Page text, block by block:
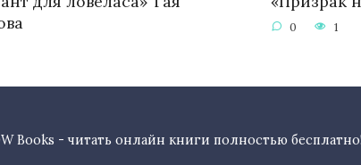
0 1
Books - читать онлайн книги полностью